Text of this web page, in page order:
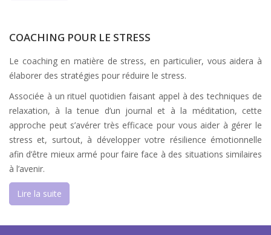
COACHING POUR LE STRESS
Le coaching en matière de stress, en particulier, vous aidera à
élaborer des stratégies pour réduire le stress.
Associée à un rituel quotidien faisant appel à des techniques de
relaxation, à la tenue d’un journal et à la méditation, cette
approche peut s’avérer très efficace pour vous aider à gérer le
stress et, surtout, à développer votre résilience émotionnelle
afin d’être mieux armé pour faire face à des situations similaires
à l’avenir.
Lire la suite